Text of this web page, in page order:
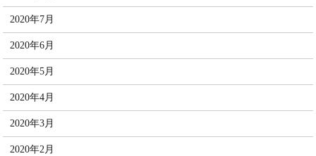
2020年7月
2020年6月
2020年5月
2020年4月
2020年3月
2020年2月